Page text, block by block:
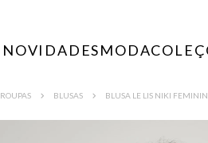
NOVIDADESMODA
ROUPAS BLUSAS BLUSA LE LIS NIKI